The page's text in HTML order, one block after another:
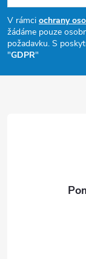
p
a
t
V rámci ochrany
žádáme pouze
požadavku. S
"GDPR"